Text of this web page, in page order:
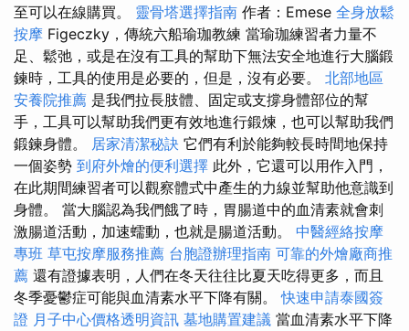
至可以在線購買。 靈骨塔選擇指南 作者：Emese 全身放鬆
按摩 Figeczky，傳統六船瑜珈教練 當瑜珈練習者力量不
足、鬆弛，或是在沒有工具的幫助下無法安全地進行大腦鍛
鍊時，工具的使用是必要的，但是，沒有必要。 北部地區
安養院推薦 是我們拉長肢體、固定或支撐身體部位的幫
手，工具可以幫助我們更有效地進行鍛煉，也可以幫助我們
鍛鍊身體。 居家清潔秘訣 它們有利於能夠較長時間地保持
一個姿勢 到府外燴的便利選擇 此外，它還可以用作入門，
在此期間練習者可以觀察體式中產生的力線並幫助他意識到
身體。 當大腦認為我們餓了時，胃腸道中的血清素就會刺
激腸道活動，加速蠕動，也就是腸道活動。 中醫經絡按摩
專班 草屯按摩服務推薦 台胞證辦理指南 可靠的外燴廠商推
薦 還有證據表明，人們在冬天往往比夏天吃得更多，而且
冬季憂鬱症可能與血清素水平下降有關。快速申請泰國簽
證 月子中心價格透明資訊 墓地購置建議 當血清素水平下降